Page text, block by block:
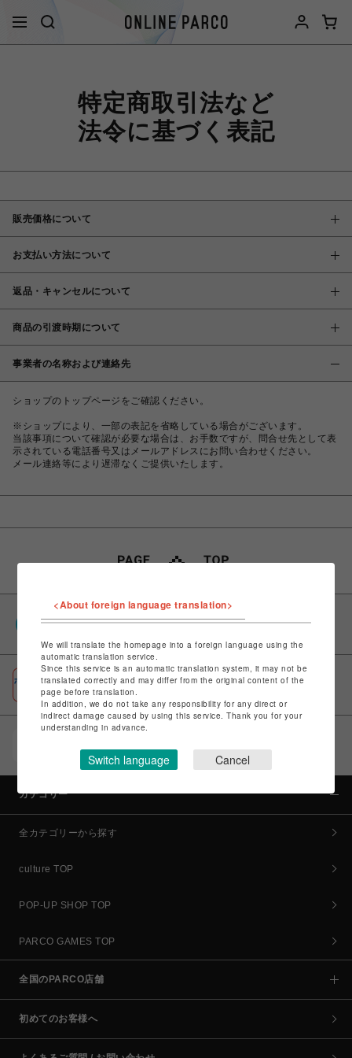
特定商取引法など
法令に基づく表記
販売価格について
お支払い方法について
返品・キャンセルについて
商品の引渡時期について
事業者の名称および連絡先
ショップのトップページをご確認ください。
※ショップにより、一部の表記を省略している場合がございます。
当該事項について確認が必要な場合は、お手数ですが、問合せ先として表
示されている電話番号又はメールアドレスにお問い合わせください。
メール連絡等により遅滞なくご提供いたします。
PARCOポイント
ポケパル払い
初回登録＆お買物で最大1,500円分のPARCOポイント進呈
コイン＆クーポンでPARCOでのお買い物がオトクに
カテゴリー
全カテゴリーから探す
culture TOP
POP-UP SHOP TOP
PARCO GAMES TOP
全国のPARCO店舗
初めてのお客様へ
<About foreign language translation>
We will translate the homepage into a foreign language using the
automatic translation service.
Since this service is an automatic translation system, it may not be
translated correctly and may differ from the original content of the
page before translation.
In addition, we do not take any responsibility for any direct or
indirect damage caused by using this service. Thank you for your
understanding in advance.
Switch language Cancel